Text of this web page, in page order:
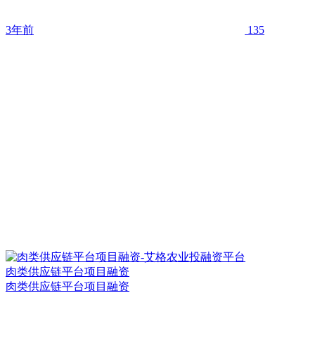
3年前 135
肉类供应链平台项目融资
肉类供应链平台项目融资